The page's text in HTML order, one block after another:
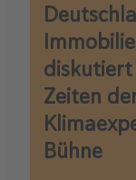
diskutiert
Zeiten
Bühne